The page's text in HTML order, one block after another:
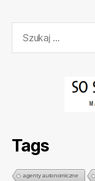
Tags
agenty autonomiczne